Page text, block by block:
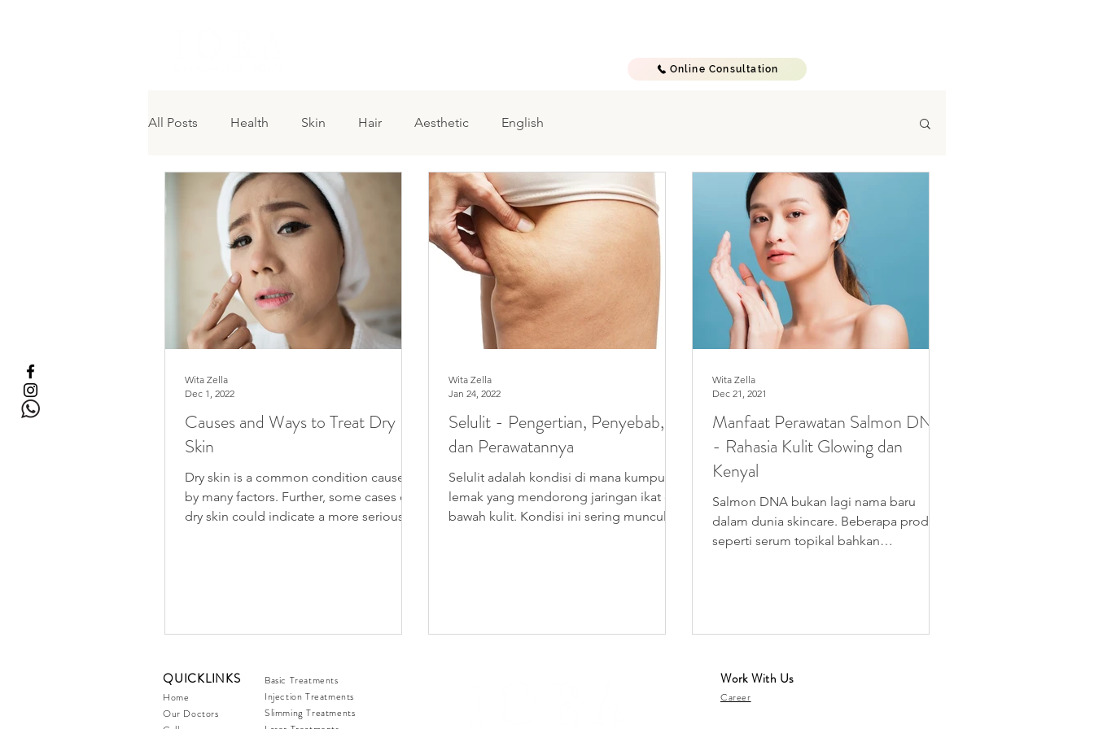
Online Consultation
All Posts Health Skin Hair Aesthetic English
Causes and Ways to Treat Dry
Skin
Dry skin is a common condition caused
by many factors. Further, some cases of
dry skin could indicate a more serious
Wita Zella
Dec 1, 2022
Selulit - Pengertian, Penyebab,
dan Perawatannya
Selulit adalah kondisi di mana kumpulan
lemak yang mendorong jaringan ikat di
bawah kulit. Kondisi ini sering muncul di
Wita Zella
Jan 24, 2022
Manfaat Perawatan Salmon DNA
- Rahasia Kulit Glowing dan
Kenyal
Salmon DNA bukan lagi nama baru
dalam dunia skincare. Beberapa produk
seperti serum topikal bahkan
Wita Zella
Dec 21, 2021
QUICKLINKS
Home
Our Doctors
Basic Treatments
Injection Treatments
Slimming Treatments
Work With Us
Career